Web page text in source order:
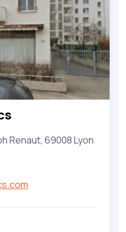
Renaut, 69008 Lyon